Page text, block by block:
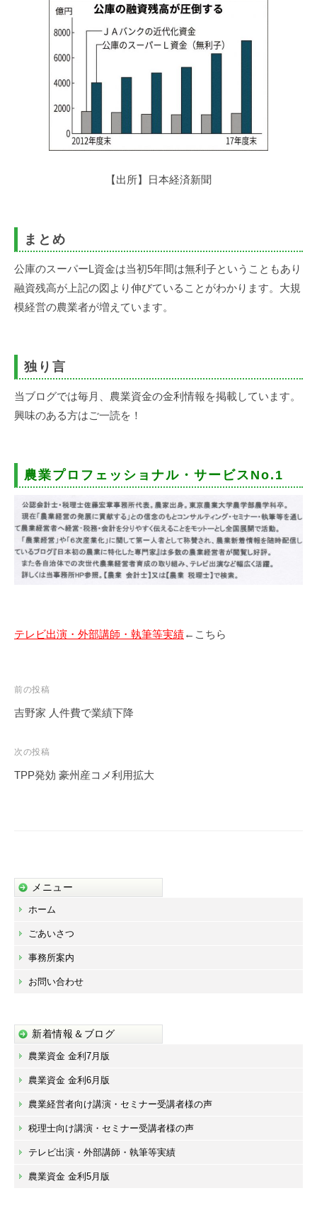
【出所】日本経済新聞
まとめ
公庫のスーパーL資金は当初5年間は無利子ということもあり
融資残高が上記の図より伸びていることがわかります。大規
模経営の農業者が増えています。
独り言
当ブログでは毎月、農業資金の金利情報を掲載しています。
興味のある方はご一読を！
農業プロフェッショナル・サービスNo.1
テレビ出演・外部講師・執筆等実績←こちら
投
稿
ビ
ゲ
前の投稿
吉野家 人件費で業績下降
次の投稿
TPP発効 豪州産コメ利用拡大
メニュー
ホーム
ごあいさつ
事務所案内
お問い合わせ
新着情報＆ブログ
農業資金 金利7月版
農業資金 金利6月版
農業経営者向け講演・セミナー受講者様の声
税理士向け講演・セミナー受講者様の声
テレビ出演・外部講師・執筆等実績
農業資金 金利5月版